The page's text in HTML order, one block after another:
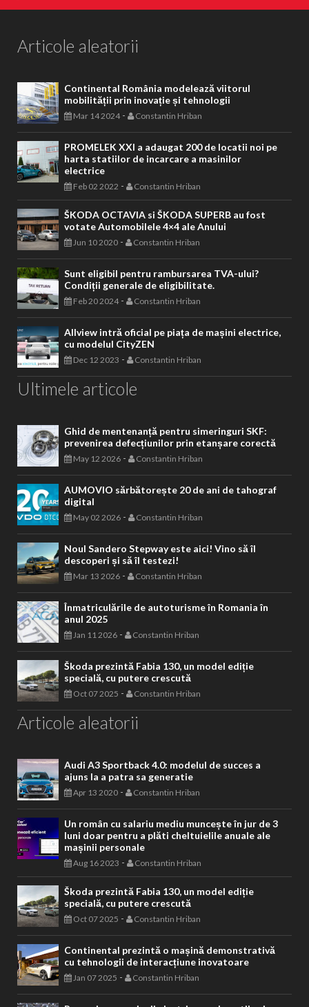
Articole aleatorii
Continental România modelează viitorul
mobilității prin inovație și tehnologii
Mar 14 2024- Constantin Hriban
PROMELEK XXI a adaugat 200 de locatii noi pe
harta statiilor de incarcare a masinilor
electrice
Feb 02 2022 - Constantin Hriban
ŠKODA OCTAVIA si ŠKODA SUPERB au fost
votate Automobilele 4×4 ale Anului
Jun 10 2020 - Constantin Hriban
Sunt eligibil pentru rambursarea TVA-ului?
Condiții generale de eligibilitate.
Feb 20 2024- Constantin Hriban
Allview intră oficial pe piața de mașini electrice,
cu modelul CityZEN
Dec 12 2023 - Constantin Hriban
Ultimele articole
Ghid de mentenanță pentru simeringuri SKF:
prevenirea defecțiunilor prin etanșare corectă
May 12 2026 - Constantin Hriban
AUMOVIO sărbătorește 20 de ani de tahograf
digital
May 02 2026 - Constantin Hriban
Noul Sandero Stepway este aici! Vino să îl
descoperi și să îl testezi!
Mar 13 2026 - Constantin Hriban
Înmatriculările de autoturisme în Romania în
anul 2025
Jan 11 2026 - Constantin Hriban
Škoda prezintă Fabia 130, un model ediție
specială, cu putere crescută
Oct 07 2025 - Constantin Hriban
Articole aleatorii
Audi A3 Sportback 4.0: modelul de succes a
ajuns la a patra sa generatie
Apr 13 2020 - Constantin Hriban
Un român cu salariu mediu muncește în jur de 3
luni doar pentru a plăti cheltuielile anuale ale
mașinii personale
Aug 16 2023 - Constantin Hriban
Škoda prezintă Fabia 130, un model ediție
specială, cu putere crescută
Oct 07 2025 - Constantin Hriban
Continental prezintă o mașină demonstrativă
cu tehnologii de interacțiune inovatoare
Jan 07 2025 - Constantin Hriban